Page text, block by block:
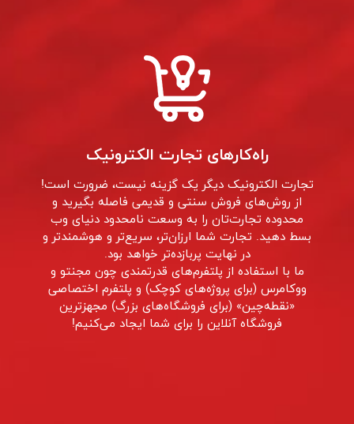
راه‌کارهای تجارت الکترونیک
تجارت الکترونيک ديگر يک گزينه نيست، ضرورت است!
از روش‌های فروش سنتی و قدیمی فاصله بگیرید و
محدوده تجارت‌تان را به وسعت نامحدود دنیای وب
بسط دهید. تجارت شما ارزان‌تر، سریع‌تر و هوشمندتر و
در نهایت‌ پربازده‌تر خواهد بود.
ما با استفاده از پلتفرم‌های قدرتمندی چون مجنتو و
ووکامرس (برای پروژه‌های کوچک) و پلتفرم اختصاصی
«نقطه‌چین» (برای فروشگاه‌های بزرگ) مجهزترین
فروشگاه‌ آنلاین را برای شما ایجاد می‌کنیم!